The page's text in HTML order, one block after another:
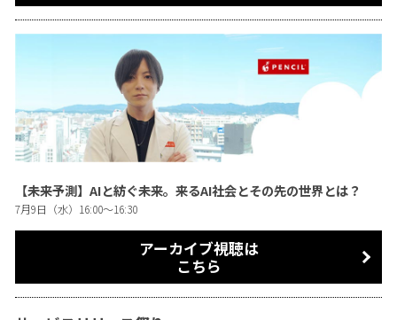
【未来予測】AIと紡ぐ未来。来るAI社会とその先の世界とは？
7月9日（水）16:00〜16:30
アーカイブ視聴は
こちら